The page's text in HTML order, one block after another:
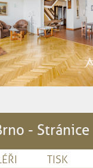
- Stránice
TISK